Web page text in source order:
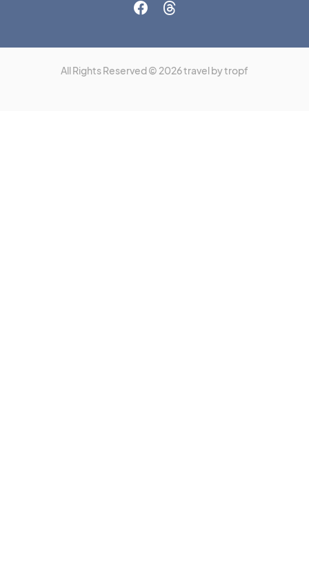
All Rights Reserved © 2026 travel by tropf